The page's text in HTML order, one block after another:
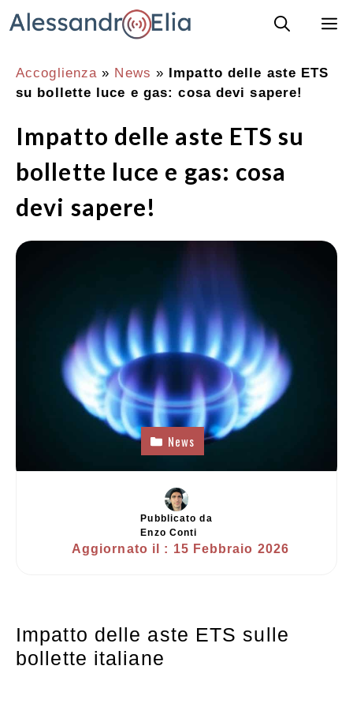
al
Accoglienza » News » Impatto delle aste ETS
su bollette luce e gas: cosa devi sapere!
Impatto delle aste ETS su
bollette luce e gas: cosa
devi sapere!
News
Pubblicato da
Enzo Conti
Aggiornato il : 15 Febbraio 2026
Impatto delle aste ETS sulle
bollette italiane